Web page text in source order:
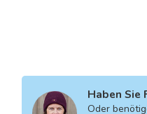
Haben Sie
Oder